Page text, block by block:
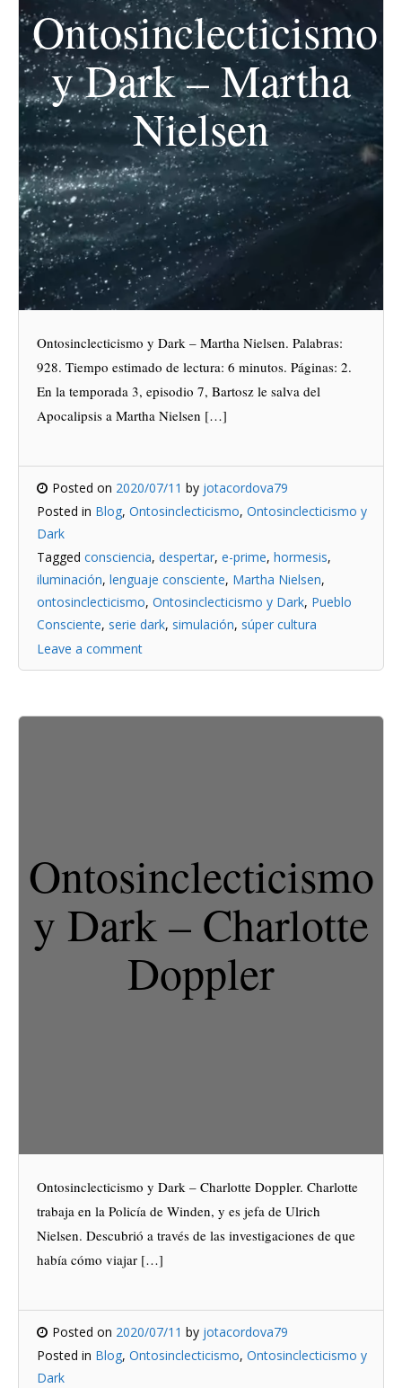
Ontosinclecticismo
y Dark – Martha
Nielsen
Ontosinclecticismo y Dark – Martha Nielsen. Palabras:
928. Tiempo estimado de lectura: 6 minutos. Páginas: 2.
En la temporada 3, episodio 7, Bartosz le salva del
Apocalipsis a Martha Nielsen […]
Posted on 2020/07/11 by jotacordova79
Posted in Blog, Ontosinclecticismo, Ontosinclecticismo y
Dark
Tagged consciencia, despertar, e-prime, hormesis,
iluminación, lenguaje consciente, Martha Nielsen,
ontosinclecticismo, Ontosinclecticismo y Dark, Pueblo
Consciente, serie dark, simulación, súper cultura
Leave a comment
Ontosinclecticismo
y Dark – Charlotte
Doppler
Ontosinclecticismo y Dark – Charlotte Doppler. Charlotte
trabaja en la Policía de Winden, y es jefa de Ulrich
Nielsen. Descubrió a través de las investigaciones de que
había cómo viajar […]
Posted on 2020/07/11 by jotacordova79
Posted in Blog, Ontosinclecticismo, Ontosinclecticismo y
Dark